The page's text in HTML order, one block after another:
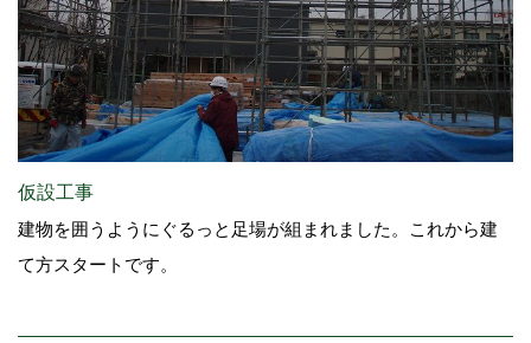
仮設工事
建物を囲うようにぐるっと足場が組まれました。これから建
て方スタートです。